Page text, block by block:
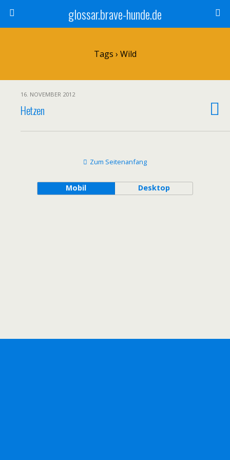
glossar.brave-hunde.de
Tags › Wild
16. NOVEMBER 2012
Hetzen
Zum Seitenanfang
Mobil Desktop